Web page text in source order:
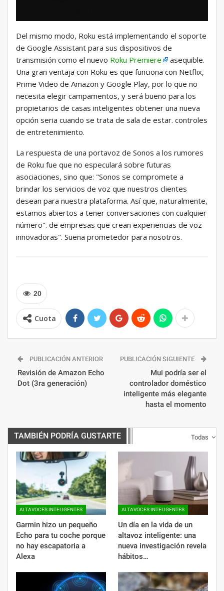
Del mismo modo, Roku está implementando el soporte
de Google Assistant para sus dispositivos de
transmisión como el nuevo Roku Premiere
asequible.
Una gran ventaja con Roku es que funciona con Netflix,
Prime Video de Amazon y Google Play, por lo que no
necesita elegir campamentos, y será bueno para los
propietarios de casas inteligentes obtener una nueva
opción seria cuando se trata de sala de estar. controles
de entretenimiento.
La respuesta de una portavoz de Sonos a los rumores
de Roku fue que no especulará sobre futuras
asociaciones, sino que: "Sonos se compromete a
brindar los servicios de voz que nuestros clientes
desean para nuestra plataforma. Así que, naturalmente,
estamos abiertos a tener conversaciones con cualquier
número". de empresas que crean experiencias de voz
innovadoras". Suena prometedor para nosotros.
20
Cuota
PUBLICACIÓN ANTERIOR
Revisión de Amazon Echo
Dot (3ra generación)
PUBLICACIÓN SIGUIENTE
Mui podría ser el
controlador doméstico
inteligente más elegante
hasta el momento
Todas
TAMBIÉN PODRÍA GUSTARTE
ALTAVOCES INTELIGENTES
Garmin hizo un pequeño
Echo para tu coche porque
no hay escapatoria a
Alexa
ALTAVOCES INTELIGENTES
Un día en la vida de un
altavoz inteligente: una
nueva investigación revela
hábitos…